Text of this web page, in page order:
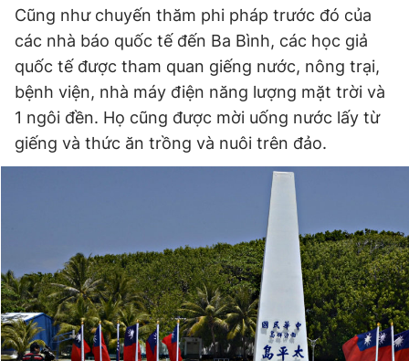
Cũng như chuyến thăm phi pháp trước đó của
các nhà báo quốc tế đến Ba Bình, các học giả
quốc tế được tham quan giếng nước, nông trại,
bệnh viện, nhà máy điện năng lượng mặt trời và
1 ngôi đền. Họ cũng được mời uống nước lấy từ
giếng và thức ăn trồng và nuôi trên đảo.